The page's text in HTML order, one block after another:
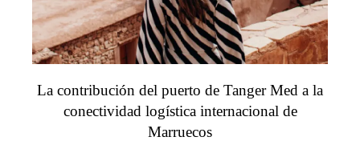
La contribución del puerto de Tanger Med a la
conectividad logística internacional de
Marruecos